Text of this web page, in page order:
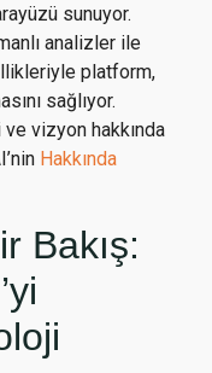
sunuyor.
analizler ile
platform,
sağlıyor.
vizyon hakkında
Hakkında
Bakış: